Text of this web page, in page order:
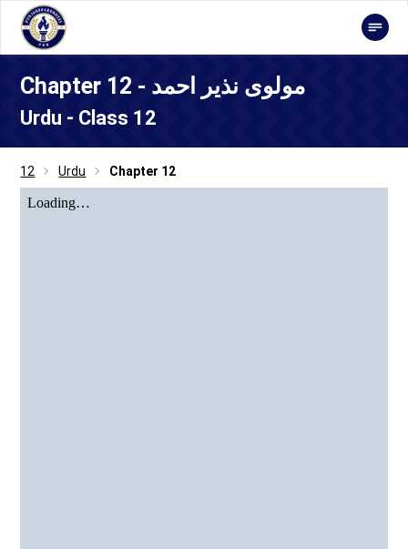
Chapter 12 - مولوی نذیر احمد
Urdu - Class 12
12 Urdu Chapter 12